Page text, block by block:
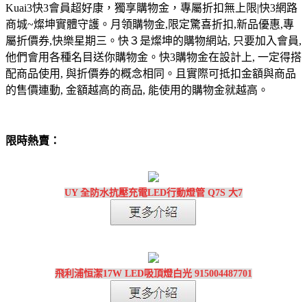
Kuai3快3會員超好康，獨享購物金，專屬折扣無上限|快3網路
商城~燦坤實體守護。月領購物金,限定驚喜折扣,新品優惠,專
屬折價券,快樂星期三。快３是燦坤的購物網站, 只要加入會員,
他們會用各種名目送你購物金。快3購物金在設計上, 一定得搭
配商品使用, 與折價券的概念相同。且實際可抵扣金額與商品
的售價連動, 金額越高的商品, 能使用的購物金就越高。
限時熱賣：
UY 全防水抗壓充電LED行動燈管 Q7S 大7
飛利浦恒潔17W LED吸頂燈白光 915004487701